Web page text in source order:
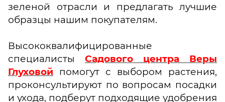
зеленой отрасли и предлагать лучшие
образцы нашим покупателям.
Высококвалифицированные
специалисты Садового центра Веры
Глуховой
помогут с выбором растения,
проконсультируют по вопросам посадки
и ухода, подберут подходящие удобрения